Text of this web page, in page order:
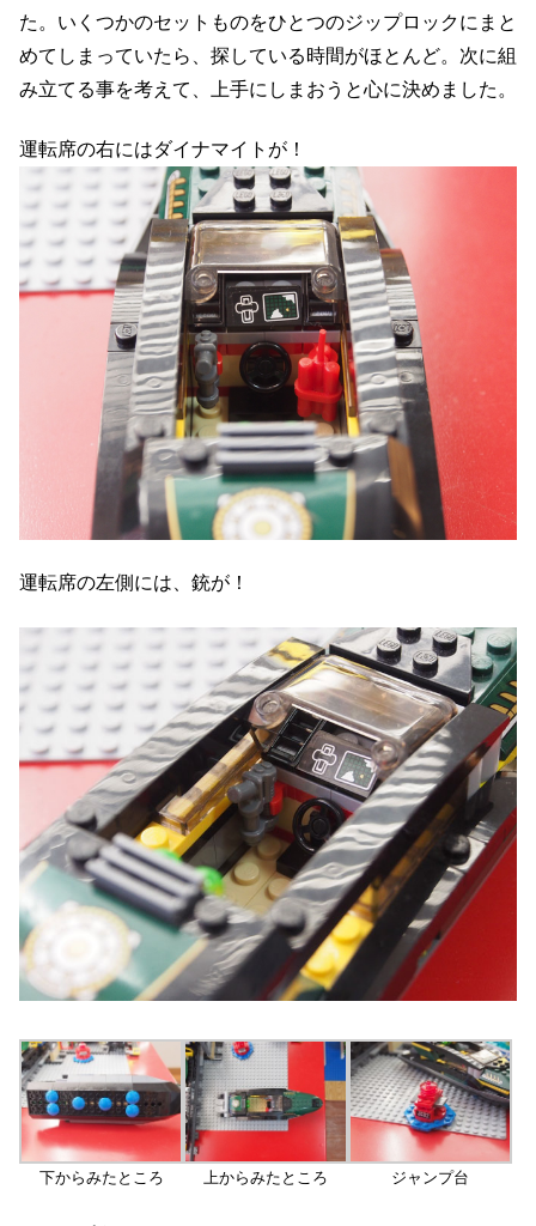
た。いくつかのセットものをひとつのジップロックにまと
めてしまっていたら、探している時間がほとんど。次に組
み立てる事を考えて、上手にしまおうと心に決めました。
運転席の右にはダイナマイトが！
運転席の左側には、銃が！
下からみたところ 上からみたところ ジャンプ台